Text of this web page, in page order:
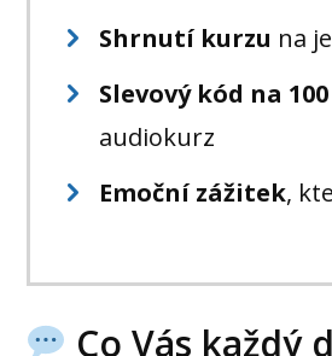
Shrnutí kurzu na
Slevový kód na 100
audiokurz
Emoční zážitek,
Co Vás každý